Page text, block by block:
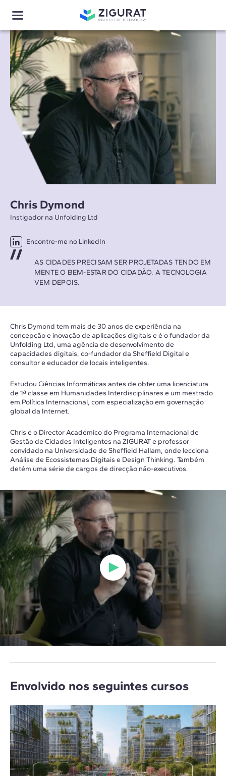
Chris Dymond
Instigador na Unfolding Ltd
Encontre-me no LinkedIn
AS CIDADES PRECISAM SER PROJETADAS TENDO EM
MENTE O BEM-ESTAR DO CIDADÃO. A TECNOLOGIA
VEM DEPOIS.
Chris Dymond tem mais de 30 anos de experiência na
concepção e inovação de aplicações digitais e é o fundador da
Unfolding Ltd, uma agência de desenvolvimento de
capacidades digitais, co-fundador da Sheffield Digital e
consultor e educador de locais inteligentes.
Estudou Ciências Informáticas antes de obter uma licenciatura
de 1ª classe em Humanidades Interdisciplinares e um mestrado
em Política Internacional, com especialização em governação
global da Internet.
Chris é o Director Académico do Programa Internacional de
Gestão de Cidades Inteligentes na ZIGURAT e professor
convidado na Universidade de Sheffield Hallam, onde lecciona
Análise de Ecossistemas Digitais e Design Thinking. Também
detém uma série de cargos de direcção não-executivos.
Envolvido nos seguintes cursos